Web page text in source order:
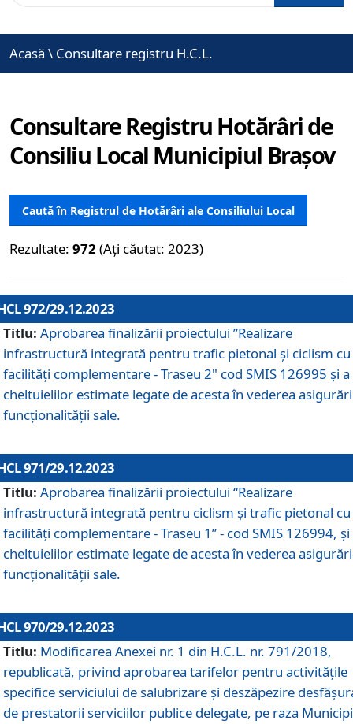
Acasă \ Consultare registru H.C.L.
Consultare Registru Hotărâri de
Consiliu Local Municipiul Brașov
Caută în Registrul de Hotărâri ale Consiliului Local
Rezultate: 972 (Ați căutat: 2023)
972/29.12.2023
Titlu: Aprobarea finalizării proiectului ”Realizare
infrastructură integrată pentru trafic pietonal și ciclism cu
facilități complementare - Traseu 2" cod SMIS 126995 și a
cheltuielilor estimate legate de acesta în vederea
funcționalității sale.
971/29.12.2023
Titlu: Aprobarea finalizării proiectului “Realizare
infrastructură integrată pentru ciclism şi trafic pietonal cu
facilităţi complementare - Traseu 1” - cod SMIS 126994, și
cheltuielilor estimate legate de acesta în vederea
funcționalității sale.
970/29.12.2023
Titlu: Modificarea Anexei nr. 1 din H.C.L. nr. 791/2018,
republicată, privind aprobarea tarifelor pentru activitățile
specifice serviciului de salubrizare și deszăpezire
de prestatorii serviciilor publice delegate, pe raza